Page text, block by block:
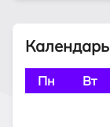
Календарь
Пн Вт